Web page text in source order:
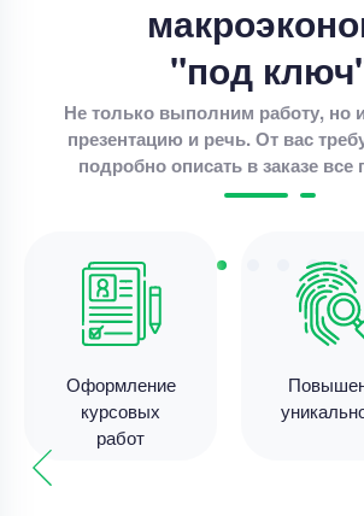
"под
Не только выполним работу, но
презентацию и речь. От вас
подробно описать в заказе
Оформление
курсовых
работ
доработка курсовой работы
Уникальность 50%
Срок выполнения7 дней
понижающий Импульсный стабилизатор
постоянного напряжения.